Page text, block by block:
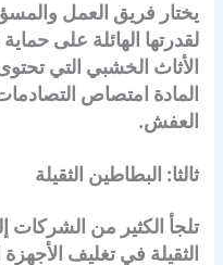
يختار فريق العمل
لقدرتها الهائلة على
الأثاث الخشبي التي
المادة امتصاص
العفش.
ثالثا: البطاطين الثقيلة
تلجأ الكثير من الشركات
الثقيلة في تغليف الأجهزة